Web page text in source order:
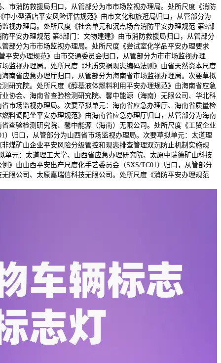
市消防救援局归口，从管部分为市市场监视办理局。处所尺度《消防
小型酒店平安风险评估规范》由市文化和旅逛局归口，从管部分为
视办理局。处所尺度《社会单元和沉点场合消防平安办理规范 第9部
平安办理规范 第8部门：文物建建》由市消防救援局归口，从管部分
部分为市市场监视办理局。处所尺度《尝试室化学品平安办理要求
安办理规范》由市交通委员会归口，从管部分为市市场监视办理
监视办理局。处所尺度《地质灾祸现患编码法则》由省天然资本尺度
南省应急办理厅归口，从管部分为海南省市场监视办理局。次要草拟
研究院。处所尺度《醇基液体燃料利用平安办理规范》由海南省应急
协会、海南省查验检测研究院、馨中能源（海南）无限公司、华北科
市场监视办理局。次要草拟单元：海南省应急办理厅、海南省质量检
料调配坐平安办理规范》由海南省应急办理厅归口，从管部分为海南
查验检测研究院、馨中能源（海南）无限公司。处所尺度《工贸企业
归口，从管部分为山西省市场监视办理局。次要草拟单元：太道理
煤矿山企业平安风险分级管控和现患排查管理双沉防止机制实施规
元：太道理工大学、山西省应急办理研究院、太原中瑞德矿山科技
》由山西平安出产尺度化手艺委员会（SXS/TC01）归口，从管部分
限公司、太原嘉瑞信科技无限公司。处所尺度《消防平安办理规范